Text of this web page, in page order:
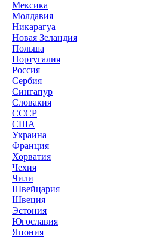
Мексика
Молдавия
Никарагуа
Новая Зеландия
Польша
Португалия
Россия
Сербия
Сингапур
Словакия
СССР
США
Украина
Франция
Хорватия
Чехия
Чили
Швейцария
Швеция
Эстония
Югославия
Япония